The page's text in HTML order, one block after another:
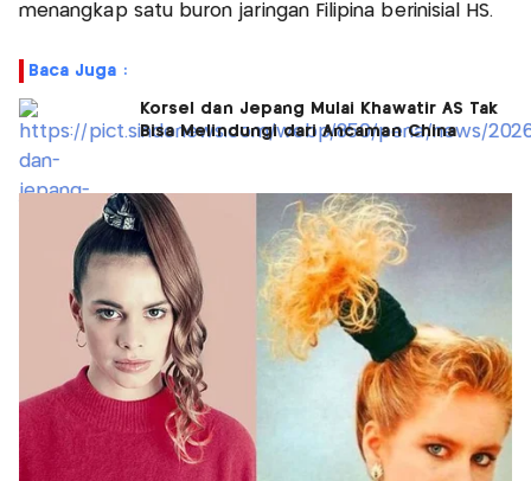
menangkap satu buron jaringan Filipina berinisial HS.
Baca Juga :
Korsel dan Jepang Mulai Khawatir AS Tak
Bisa Melindungi dari Ancaman China